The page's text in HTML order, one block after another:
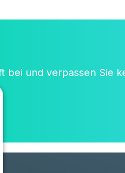
bei und verpassen Sie